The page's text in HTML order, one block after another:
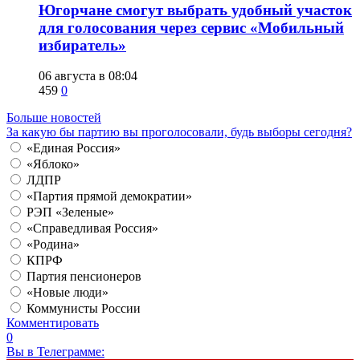
Югорчане смогут выбрать удобный участок
для голосования через сервис «Мобильный
избиратель»
06 августа в 08:04
459 0
Больше новостей
За какую бы партию вы проголосовали, будь выборы сегодня?
«Единая Россия»
«Яблоко»
ЛДПР
«Партия прямой демократии»
РЭП «Зеленые»
«Справедливая Россия»
«Родина»
КПРФ
Партия пенсионеров
«Новые люди»
Коммунисты России
Комментировать
0
Вы в Телеграмме: